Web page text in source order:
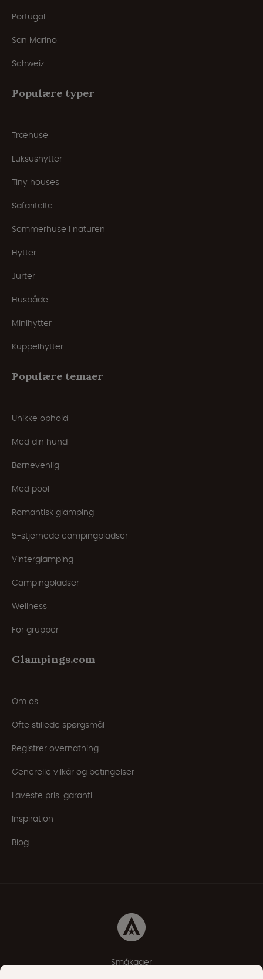
Portugal
San Marino
Schweiz
Populære typer
Træhuse
Luksushytter
Tiny houses
Safaritelte
Sommerhuse i naturen
Hytter
Jurter
Husbåde
Minihytter
Kuppelhytter
Populære temaer
Unikke ophold
Med din hund
Børnevenlig
Med pool
Romantisk glamping
5-stjernede campingpladser
Vinterglamping
Campingpladser
Wellness
For grupper
Glampings.com
Om os
Ofte stillede spørgsmål
Registrer overnatning
Generelle vilkår og betingelser
Laveste pris-garanti
Inspiration
Blog
Småkager